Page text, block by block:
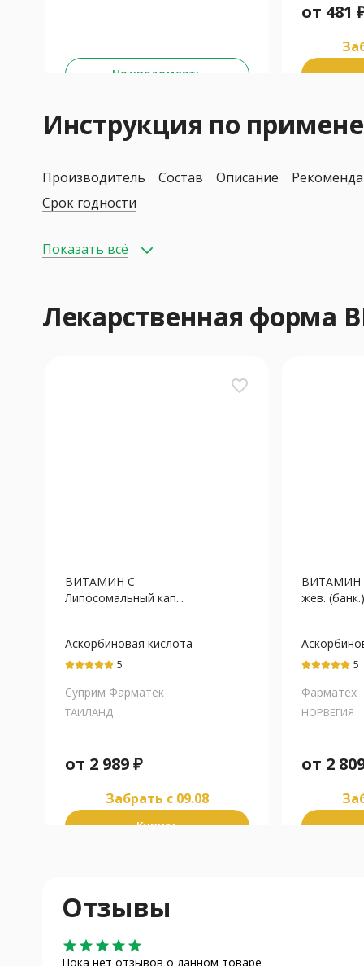
Не уведомлять
от 481
Инструкция по
Производитель Состав Описание
Срок годности
Показать всё
Лекарственная форма
favorite_border
ВИТАМИН С
Липосомальный кап...
Аскорбиновая кислота
5
Суприм Фарматек
ТАИЛАНД
от 2 989₽
Забрать c 09.08
Купить
ВИТАМИН
жев.
5
Фарматех
НОРВЕГИЯ
от 2
Отзывы
star star star star star
Пока нет отзывов о данном товаре